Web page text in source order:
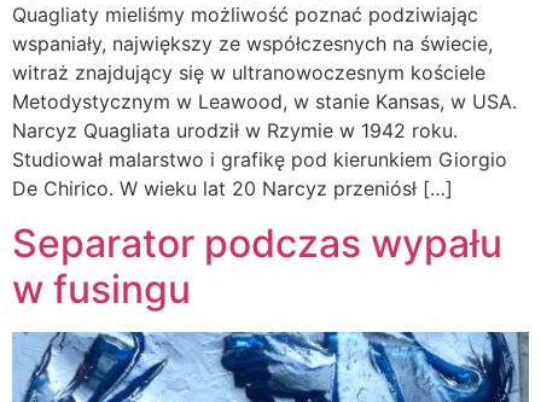
Quagliaty mieliśmy możliwość poznać podziwiając
wspaniały, największy ze współczesnych na świecie,
witraż znajdujący się w ultranowoczesnym kościele
Metodystycznym w Leawood, w stanie Kansas, w USA.
Narcyz Quagliata urodził w Rzymie w 1942 roku.
Studiował malarstwo i grafikę pod kierunkiem Giorgio
De Chirico. W wieku lat 20 Narcyz przeniósł […]
Separator podczas wypału
w fusingu